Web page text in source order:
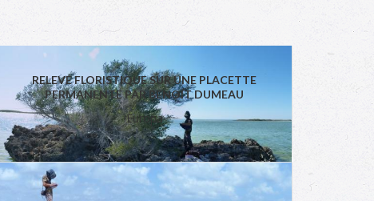
RELEVÉ FLORISTIQUE SUR UNE PLACETTE
PERMANENTE PAR BENOIT DUMEAU
Europa